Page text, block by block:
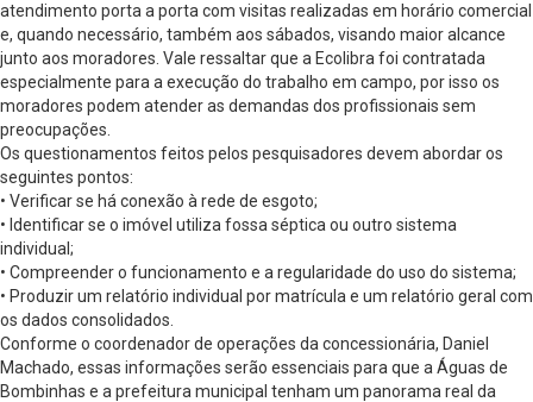
atendimento porta a porta com visitas realizadas em horário comercial
e, quando necessário, também aos sábados, visando maior alcance
junto aos moradores. Vale ressaltar que a Ecolibra foi contratada
especialmente para a execução do trabalho em campo, por isso os
moradores podem atender as demandas dos profissionais sem
preocupações.
Os questionamentos feitos pelos pesquisadores devem abordar os
seguintes pontos:
• Verificar se há conexão à rede de esgoto;
• Identificar se o imóvel utiliza fossa séptica ou outro sistema
individual;
• Compreender o funcionamento e a regularidade do uso do sistema;
• Produzir um relatório individual por matrícula e um relatório geral com
os dados consolidados.
Conforme o coordenador de operações da concessionária, Daniel
Machado, essas informações serão essenciais para que a Águas de
Bombinhas e a prefeitura municipal tenham um panorama real da